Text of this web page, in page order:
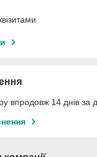
впродовж 14 днів за